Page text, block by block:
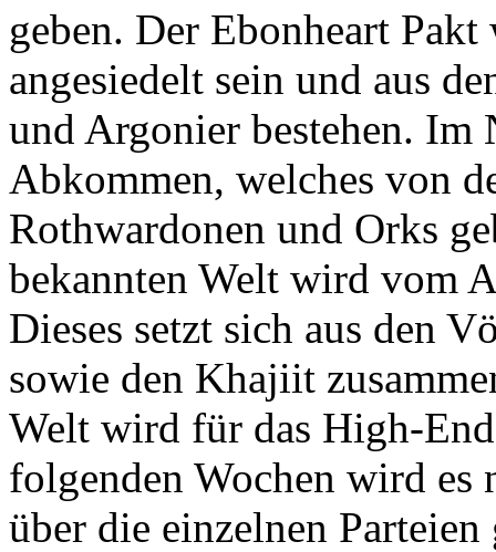
geben. Der Ebonheart
angesiedelt sein und aus
und Argonier bestehen. Im
Abkommen, welches von
Rothwardonen und Orks
bekannten Welt wird vom
Dieses setzt sich aus den
sowie den Khajiit
Welt wird für das High-
folgenden Wochen wird es
über die einzelnen